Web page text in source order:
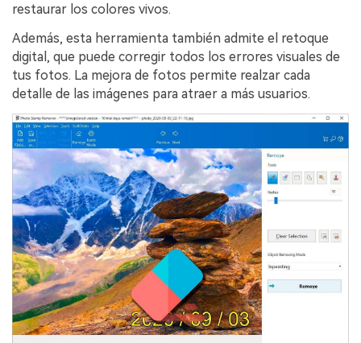
restaurar los colores vivos.
Además, esta herramienta también admite el retoque
digital, que puede corregir todos los errores visuales de
tus fotos. La mejora de fotos permite realzar cada
detalle de las imágenes para atraer a más usuarios.